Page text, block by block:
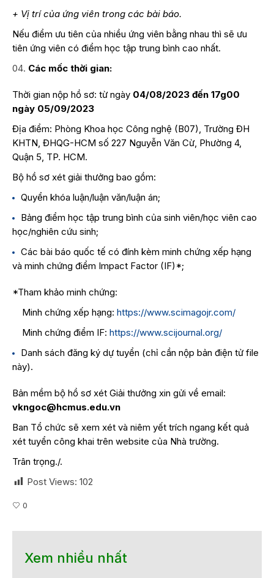
+ Vị trí của ứng viên trong các bài báo.
Nếu điểm ưu tiên của nhiều ứng viên bằng nhau thì sẽ ưu
tiên ứng viên có điểm học tập trung bình cao nhất.
Các mốc thời gian:
Thời gian nộp hồ sơ: từ ngày 04/08/2023 đến 17g00
ngày 05/09/2023
Địa điểm: Phòng Khoa học Công nghệ (B07), Trường ĐH
KHTN, ĐHQG-HCM số 227 Nguyễn Văn Cừ, Phường 4,
Quận 5, TP. HCM.
Bộ hồ sơ xét giải thưởng bao gồm:
Quyển khóa luận/luận văn/luận án;
Bảng điểm học tập trung bình của sinh viên/học viên cao
học/nghiên cứu sinh;
Các bài báo quốc tế có đính kèm minh chứng xếp hạng
và minh chứng điểm Impact Factor (IF)*;
*Tham khảo minh chứng:
Minh chứng xếp hạng: https://www.scimagojr.com/
Minh chứng điểm IF: https://www.scijournal.org/
Danh sách đăng ký dự tuyển (chỉ cần nộp bản điện tử file
này).
Bản mềm bộ hồ sơ xét Giải thưởng xin gửi về email:
vkngoc@hcmus.edu.vn
Ban Tổ chức sẽ xem xét và niêm yết trích ngang kết quả
xét tuyển công khai trên website của Nhà trường.
Trân trọng./.
Post Views: 102
0
Xem nhiều nhất